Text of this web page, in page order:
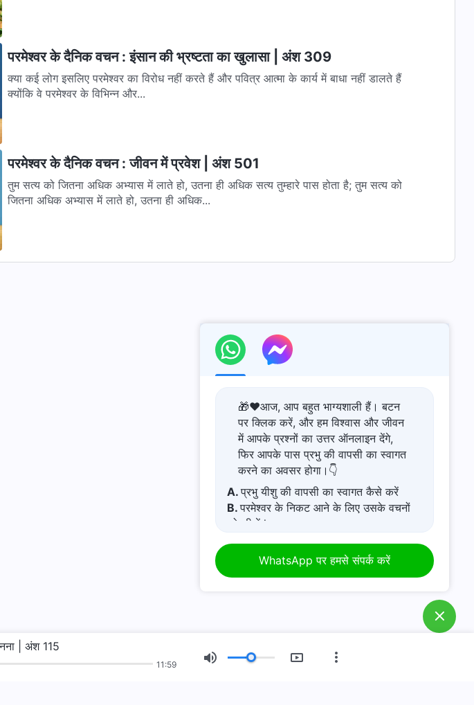
परमेश्वर के दैनिक वचन : इंसान की भ्रष्टता का खुलासा | अंश 309
क्या कई लोग इसलिए परमेश्वर का विरोध नहीं करते हैं और पवित्र आत्मा के कार्य में बाधा नहीं डालते हैं
क्योंकि वे परमेश्वर के विभिन्न और...
परमेश्वर के दैनिक वचन : जीवन में प्रवेश | अंश 501
तुम सत्य को जितना अधिक अभ्यास में लाते हो, उतना ही अधिक सत्य तुम्हारे पास होता है; तुम सत्य को
जितना अधिक अभ्यास में लाते हो, उतना ही अधिक...
🎁❤️आज, आप बहुत भाग्यशाली हैं। बटन
पर क्लिक करें, और हम विश्वास और जीवन
में आपके प्रश्नों का उत्तर ऑनलाइन देंगे,
फिर आपके पास प्रभु की वापसी का स्वागत
करने का अवसर होगा।👇
A.प्रभु यीशु की वापसी का स्वागत कैसे करें
B.परमेश्वर के निकट आने के लिए उसके वचनों
को सीखें l
मेरे पास एक प्रार्थना अनुरोध है।
कठिन समय में परमेश्वर में अपनी आस्था कैसे
WhatsApp पर हमसे संपर्क करें
| अंश 115
11:59